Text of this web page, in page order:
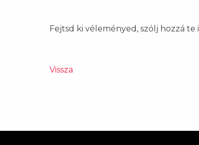
Fejtsd ki véleményed, szólj hozzá te
Vissza